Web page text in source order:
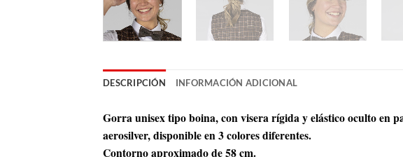
DESCRIPCIÓN INFORMACIÓN ADICIONAL
Gorra unisex tipo boina, con visera rígida y elástico oculto en
aerosilver, disponible en 3 colores diferentes.
Contorno aproximado de 58 cm.